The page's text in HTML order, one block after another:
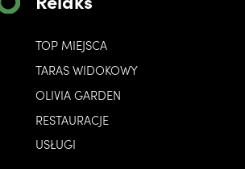
TOP MIEJSCA
TARAS WIDOKOWY
OLIVIA GARDEN
RESTAURACJE
USŁUGI